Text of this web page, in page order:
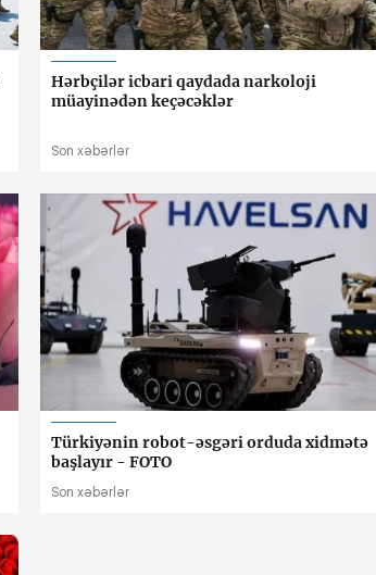
Hərbçilər icbari qaydada narkoloji
müayinədən keçəcəklər
Son xəbərlər
Türkiyənin robot-əsgəri orduda xidmətə
başlayır - FOTO
Son xəbərlər